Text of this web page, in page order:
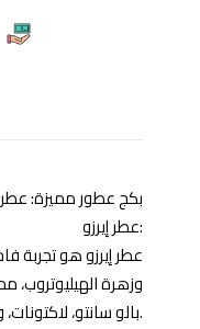
بكج عطور مميزة:
عطر إيرزو:
عطر إيرزو هو تجربة
وزهرة
بالو سانتو، لاكتونات، وجوز الهند، لتوفير إحساس يدوم طويلاً. إنه الخيار المثالي للاستخدام اليومي أو في السهرات الخاصة، ويترك أثرًا مميزًا يدوم.